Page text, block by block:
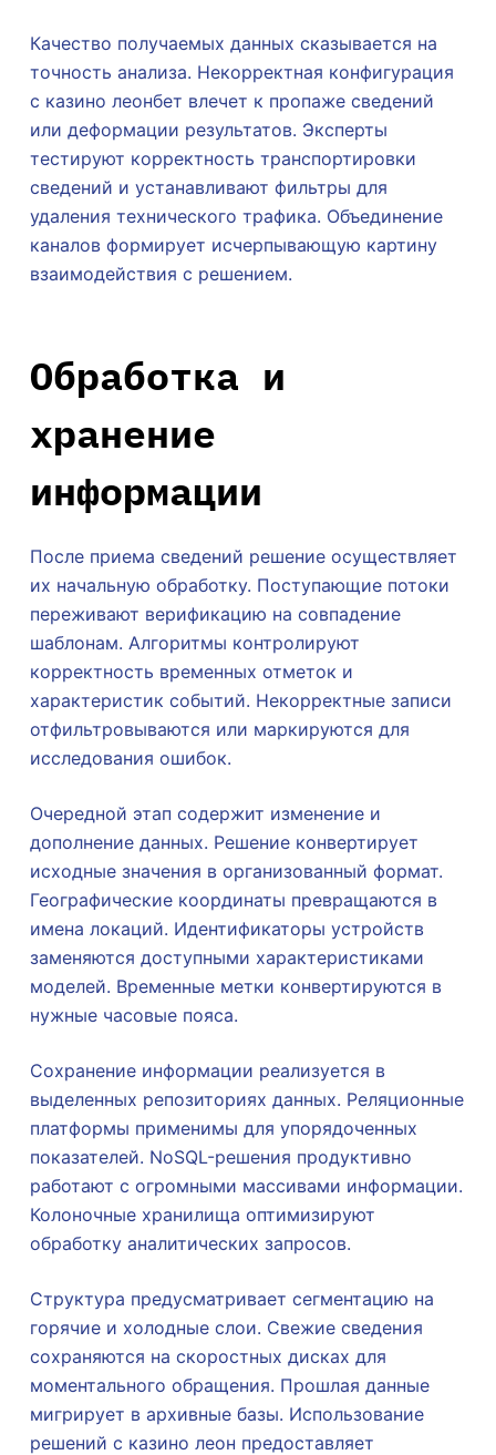
Качество получаемых данных сказывается на
точность анализа. Некорректная конфигурация
с казино леонбет влечет к пропаже сведений
или деформации результатов. Эксперты
тестируют корректность транспортировки
сведений и устанавливают фильтры для
удаления технического трафика. Объединение
каналов формирует исчерпывающую картину
взаимодействия с решением.
Обработка и
хранение
информации
После приема сведений решение осуществляет
их начальную обработку. Поступающие потоки
переживают верификацию на совпадение
шаблонам. Алгоритмы контролируют
корректность временных отметок и
характеристик событий. Некорректные записи
отфильтровываются или маркируются для
исследования ошибок.
Очередной этап содержит изменение и
дополнение данных. Решение конвертирует
исходные значения в организованный формат.
Географические координаты превращаются в
имена локаций. Идентификаторы устройств
заменяются доступными характеристиками
моделей. Временные метки конвертируются в
нужные часовые пояса.
Сохранение информации реализуется в
выделенных репозиториях данных. Реляционные
платформы применимы для упорядоченных
показателей. NoSQL-решения продуктивно
работают с огромными массивами информации.
Колоночные хранилища оптимизируют
обработку аналитических запросов.
Структура предусматривает сегментацию на
горячие и холодные слои. Свежие сведения
сохраняются на скоростных дисках для
моментального обращения. Прошлая данные
мигрирует в архивные базы. Использование
решений с казино леон предоставляет